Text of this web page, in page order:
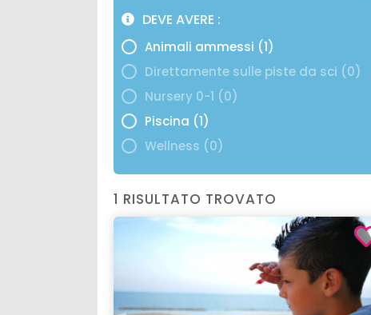
DEVE AVERE
Animali ammessi (1)
Direttamente sulle piste da sci (0)
Nursery 0-1 (0)
Piscina (1)
Wellness (0)
1 RISULTATO TROVATO